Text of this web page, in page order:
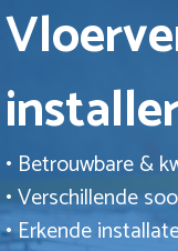
• Betrouwbare &
• Verschillende
• Erkende